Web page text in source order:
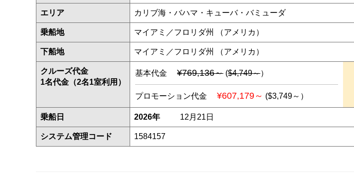
エリア カリブ海・バハマ・キューバ・バミューダ
乗船地 マイアミ／フロリダ州 （アメリカ）
下船地 マイアミ／フロリダ州 （アメリカ）
クルーズ代金
1名代金（2名1室利用）
基本代金 ¥769,136～ ($4,749～）
プロモーション代金 ¥607,179～ ($3,749～）
乗船日 2026年 12月21日
システム管理コード 1584157